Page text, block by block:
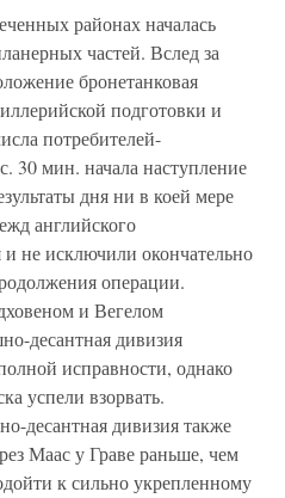
районах началась
частей. Вслед за
бронетанковая
подготовки и
потребителей-
30 мин. начала наступление
дня ни в коей мере
английского
не исключили окончательно
операции.
и Вегелом
десантная дивизия
исправности, однако
успели взорвать.
десантная дивизия также
Маас у Граве раньше, чем
к сильно укрепленному